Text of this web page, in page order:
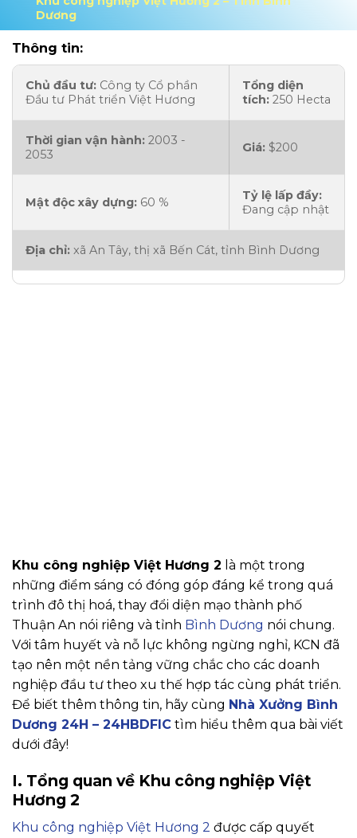
Dương
Thông tin:
Chủ đầu tư: Công ty Cổ phần
Đầu tư Phát triển Việt Hương
Tổng diện
tích: 250 Hecta
Thời gian vận hành: 2003 -
2053
Giá: $200
Mật độc xây dựng: 60 %
Tỷ lệ lấp đầy:
Đang cập nhật
Địa chỉ: xã An Tây, thị xã Bến Cát, tỉnh Bình Dương
Khu công nghiệp Việt Hương 2 là một trong
những điểm sáng có đóng góp đáng kể trong quá
trình đô thị hoá, thay đổi diện mạo thành phố
Thuận An nói riêng và tỉnh Bình Dương nói chung.
Với tâm huyết và nỗ lực không ngừng nghỉ, KCN đã
tạo nên một nền tảng vững chắc cho các doanh
nghiệp đầu tư theo xu thế hợp tác cùng phát triển.
Để biết thêm thông tin, hãy cùng Nhà Xưởng Bình
Dương 24H – 24HBDFIC tìm hiểu thêm qua bài viết
dưới đây!
I. Tổng quan về Khu công nghiệp Việt
Hương 2
Khu công nghiệp Việt Hương 2 được cấp quyết